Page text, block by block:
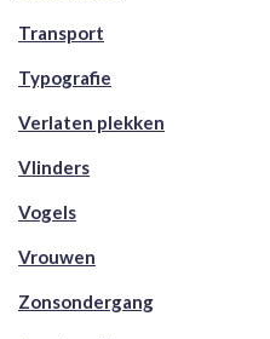
Transport
Typografie
Verlaten plekken
Vlinders
Vogels
Vrouwen
Zonsondergang